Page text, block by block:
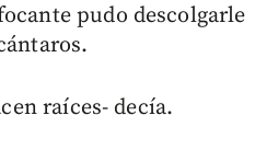
pudo descolgarle
raíces- decía.